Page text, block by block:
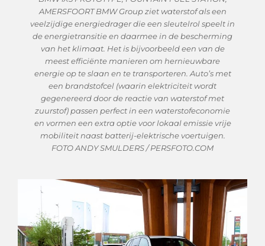
AMERSFOORT BMW Group ziet waterstof als een
veelzijdige energiedrager die een sleutelrol speelt in
de energietransitie en daarmee in de bescherming
van het klimaat. Het is bijvoorbeeld een van de
meest efficiënte manieren om hernieuwbare
energie op te slaan en te transporteren. Auto’s met
een brandstofcel (waarin elektriciteit wordt
gegenereerd door de reactie van waterstof met
zuurstof) passen perfect in een waterstofeconomie
en vormen een extra optie voor lokaal emissie vrije
mobiliteit naast batterij-elektrische voertuigen.
FOTO ANDY SMULDERS / PERSFOTO.COM